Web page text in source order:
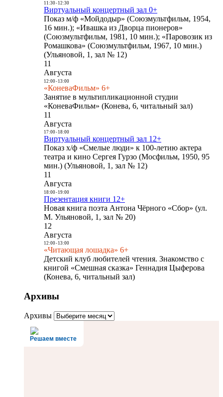
11:30- 12:30
Виртуальный концертный зал 0+
Показ м/ф «Мойдодыр» (Союзмультфильм, 1954,
16 мин.); «Ивашка из Дворца пионеров»
(Союзмультфильм, 1981, 10 мин.); «Паровозик из
Ромашкова» (Союзмультфильм, 1967, 10 мин.)
(Ульяновой, 1, зал № 12)
11
Августа
12:00- 13:00
«КоневаФильм» 6+
Занятие в мультипликационной студии
«КоневаФильм» (Конева, 6, читальный зал)
11
Августа
17:00- 18:00
Виртуальный концертный зал 12+
Показ х/ф «Смелые люди» к 100-летию актера
театра и кино Сергея Гурзо (Мосфильм, 1950, 95
мин.) (Ульяновой, 1, зал № 12)
11
Августа
18:00- 19:00
Презентация книги 12+
Новая книга поэта Антона Чёрного «Сбор» (ул.
М. Ульяновой, 1, зал № 20)
12
Августа
12:00- 13:00
«Читающая лошадка» 6+
Детский клуб любителей чтения. Знакомство с
книгой «Смешная сказка» Геннадия Цыферова
(Конева, 6, читальный зал)
Архивы
Архивы
Решаем вместе